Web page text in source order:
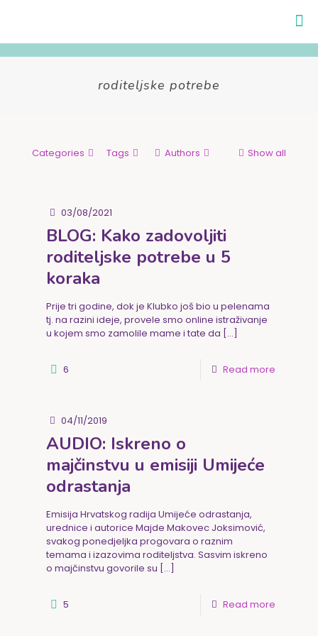
roditeljske potrebe
Categories Tags Authors Show all
03/08/2021
BLOG: Kako zadovoljiti
roditeljske potrebe u 5
koraka
Prije tri godine, dok je Klubko još bio u pelenama
tj. na razini ideje, provele smo online istraživanje
u kojem smo zamolile mame i tate da […]
6 Read more
04/11/2019
AUDIO: Iskreno o
majčinstvu u emisiji Umijeće
odrastanja
Emisija Hrvatskog radija Umijeće odrastanja,
urednice i autorice Majde Makovec Joksimović,
svakog ponedjeljka progovara o raznim
temama i izazovima roditeljstva. Sasvim iskreno
o majčinstvu govorile su […]
5 Read more